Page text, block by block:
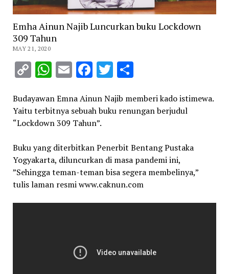
Emha Ainun Najib Luncurkan buku Lockdown
309 Tahun
MAY 21, 2020
CopyWhatsApp
EmailFacebook
Twitter
Share
Budayawan Emna Ainun Najib memberi kado istimewa.
Yaitu terbitnya sebuah buku renungan berjudul
“Lockdown 309 Tahun”.
Buku yang diterbitkan Penerbit Bentang Pustaka
Yogyakarta, diluncurkan di masa pandemi ini,
”Sehingga teman-teman bisa segera membelinya,”
tulis laman resmi www.caknun.com